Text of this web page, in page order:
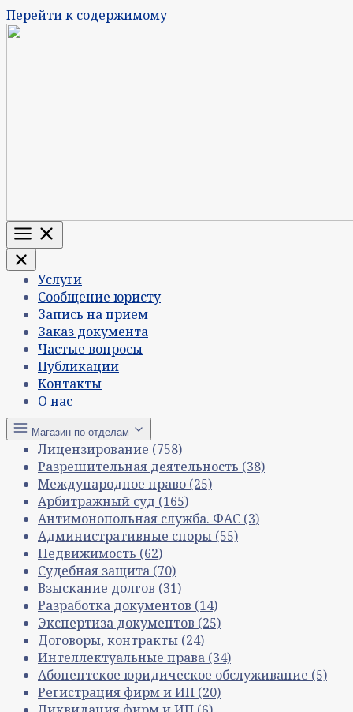
Перейти к содержимому
Меню
Услуги
Сообщение юристу
Запись на прием
Заказ документа
Частые вопросы
Публикации
Контакты
О нас
Магазин по отделам
Лицензирование (758)
Разрешительная деятельность (38)
Международное право (25)
Арбитражный суд (165)
Антимонопольная служба. ФАС (3)
Административные споры (55)
Недвижимость (62)
Судебная защита (70)
Взыскание долгов (31)
Разработка документов (14)
Экспертиза документов (25)
Договоры, контракты (24)
Интеллектуальные права (34)
Абонентское юридическое обслуживание (5)
Регистрация фирм и ИП (20)